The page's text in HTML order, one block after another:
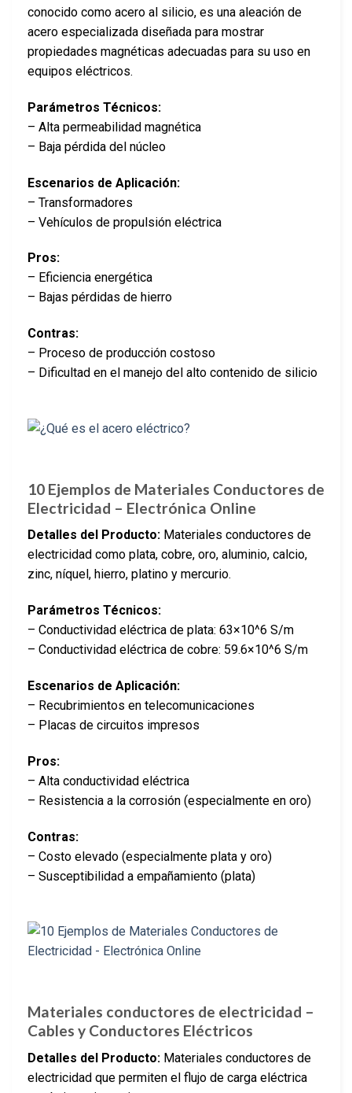
conocido como acero al silicio, es una aleación de
acero especializada diseñada para mostrar
propiedades magnéticas adecuadas para su uso en
equipos eléctricos.
Parámetros Técnicos:
– Alta permeabilidad magnética
– Baja pérdida del núcleo
Escenarios de Aplicación:
– Transformadores
– Vehículos de propulsión eléctrica
Pros:
– Eficiencia energética
– Bajas pérdidas de hierro
Contras:
– Proceso de producción costoso
– Dificultad en el manejo del alto contenido de silicio
10 Ejemplos de Materiales Conductores de
Electricidad – Electrónica Online
Detalles del Producto: Materiales conductores de
electricidad como plata, cobre, oro, aluminio, calcio,
zinc, níquel, hierro, platino y mercurio.
Parámetros Técnicos:
– Conductividad eléctrica de plata: 63×10^6 S/m
– Conductividad eléctrica de cobre: 59.6×10^6 S/m
Escenarios de Aplicación:
– Recubrimientos en telecomunicaciones
– Placas de circuitos impresos
Pros:
– Alta conductividad eléctrica
– Resistencia a la corrosión (especialmente en oro)
Contras:
– Costo elevado (especialmente plata y oro)
– Susceptibilidad a empañamiento (plata)
Materiales conductores de electricidad –
Cables y Conductores Eléctricos
Detalles del Producto: Materiales conductores de
electricidad que permiten el flujo de carga eléctrica